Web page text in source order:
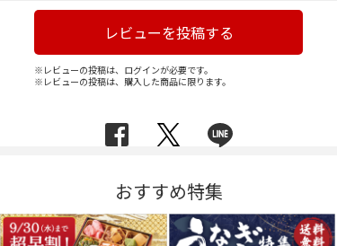
レビューを投稿する
※レビューの投稿は、ログインが必要です。
※レビューの投稿は、購入した商品に限ります。
おすすめ特集